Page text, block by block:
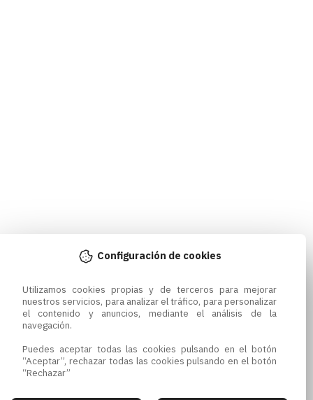
Configuración de cookies
Utilizamos cookies propias y de terceros para mejorar
nuestros servicios, para analizar el tráfico, para personalizar
el contenido y anuncios, mediante el análisis de la
navegación.
Puedes aceptar todas las cookies pulsando en el botón
“Aceptar”, rechazar todas las cookies pulsando en el botón
“Rechazar”